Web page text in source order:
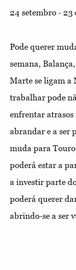
24 setembro -
Pode querer
semana,
Marte se ligam a
trabalhar pode
enfrentar
abrandar e a ser
muda para
poderá estar a
a investir parte
poderá querer
abrindo-se a ser